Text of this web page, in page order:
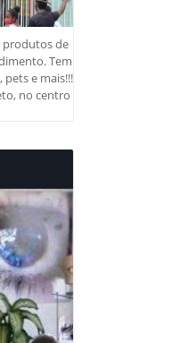
produtos de
Tem
e mais!!!
no centro